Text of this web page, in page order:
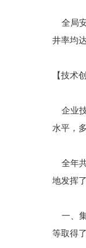
全局安
井率均
【技术
企业技
水平，
全年共
地发挥
一、集
等取得